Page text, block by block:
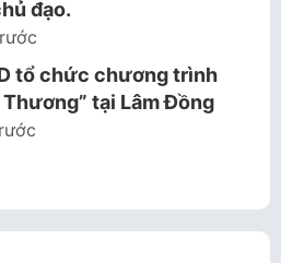
đạo.
tổ chức chương trình
Thương” tại Lâm Đồng